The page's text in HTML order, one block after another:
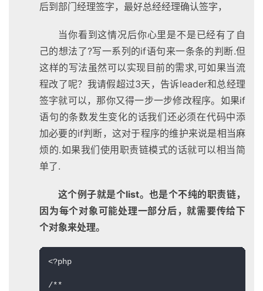
后到部门经理签字，最好总经经理确认签字，
当你看到这情况后你心里是不是已经有了自
己的想法了?写一系列的if语句来一条条的判断.但
这样的写法虽然可以实现目前的需求,可如果当流
程改了呢？我请假超过3天，告诉leader和总经理
签字就可以，那你又得一步一步修改程序。如果if
语句的条数发生变化的话我们还必须在代码中添
加必要的if判断，这对于程序的维护来说是相当麻
烦的.如果我们使用职责链模式的话就可以相当简
单了.
这个例子就是个list。也是个不纯的职责链，
因为每个对象可能处理一部分后，就需要传给下
个对象来处理。
<?php
/**